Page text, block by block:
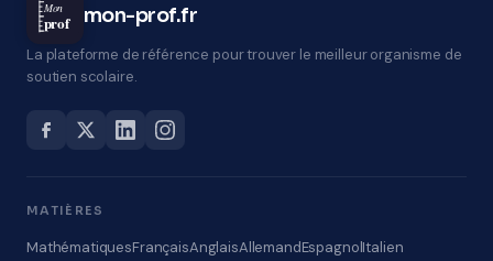
Mon
prof mon-prof.fr
La plateforme de référence pour trouver le meilleur organisme de
soutien scolaire.
MATIÈRES
MathématiquesFrançaisAnglaisAllemandEspagnolItalien